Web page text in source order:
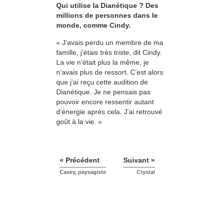
Qui utilise la Dianétique ? Des
millions de personnes dans le
monde, comme Cindy.
« J’avais perdu un membre de ma
famille, j’étais très triste, dit Cindy.
La vie n’était plus la même, je
n’avais plus de ressort. C’est alors
que j’ai reçu cette audition de
Dianétique. Je ne pensais pas
pouvoir encore ressentir autant
d’énergie après cela. J’ai retrouvé
goût à la vie. »
« Précédent
Casey, paysagiste
Suivant »
Crystal